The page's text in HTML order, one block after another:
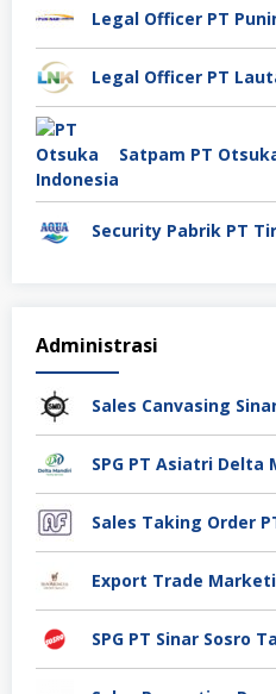
Security Pabrik PT
Administrasi
Sales Canvasing
SPG PT Asiatri
SPG PT Sinar Sosro